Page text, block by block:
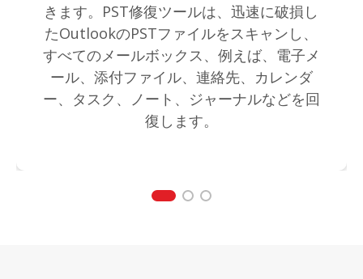
きます。PST修復ツールは、迅速に破損し
たOutlookのPSTファイルをスキャンし、
すべてのメールボックス、例えば、電子メ
ール、添付ファイル、連絡先、カレンダ
ー、タスク、ノート、ジャーナルなどを回
復します。